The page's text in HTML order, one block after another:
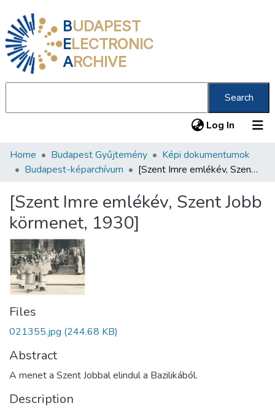
BUDAPEST
ELECTRONIC
ARCHIVE
Search
Log In (current)
Communities & Collections
Statistics
About us
Home Budapest Gyűjtemény
Képi dokumentumok
Budapest-képarchívum
[Szent Imre emlékév, Szent Jobb körmenet, 1930]
[Szent Imre emlékév, Szent Jobb
körmenet, 1930]
Files
021355.jpg (244.68 KB)
Abstract
A menet a Szent Jobbal elindul a Bazilikából.
Description